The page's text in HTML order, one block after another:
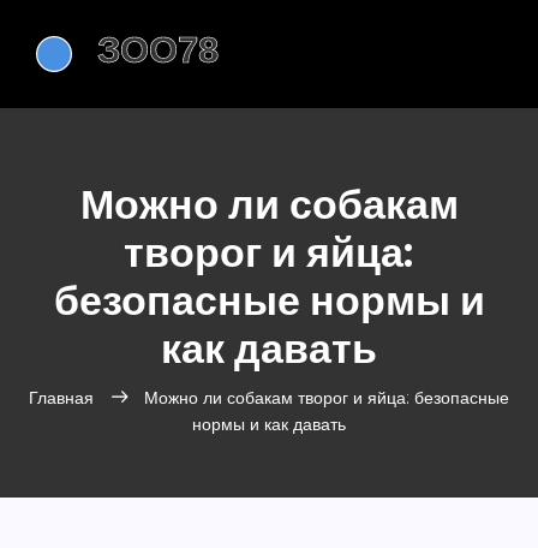
Можно ли собакам
творог и яйца:
безопасные нормы и
как давать
Главная
Можно ли собакам творог и яйца: безопасные
нормы и как давать